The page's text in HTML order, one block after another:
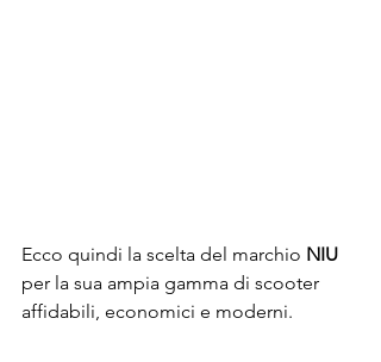
Ecco quindi la scelta del marchio NIU
per la sua ampia gamma di scooter
affidabili, economici e moderni.